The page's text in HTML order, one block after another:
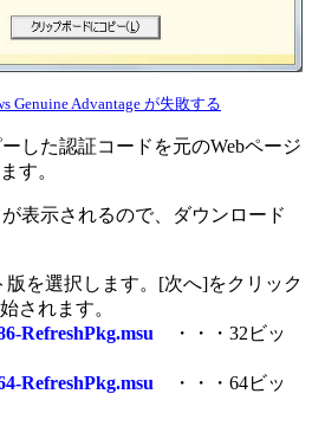
Genuine Advantage が失敗する
した認証コードを元のWebページ
す。
表示されるので、ダウンロード
版を選択します。[次へ]をクリック
されます。
RefreshPkg.msu ・・・32ビッ
RefreshPkg.msu ・・・64ビッ